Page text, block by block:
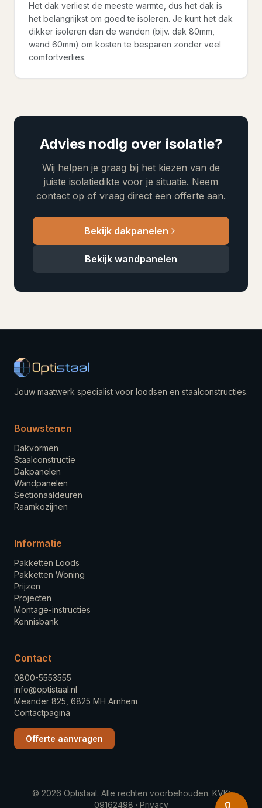
Het dak verliest de meeste warmte, dus het dak is
het belangrijkst om goed te isoleren. Je kunt het dak
dikker isoleren dan de wanden (bijv. dak 80mm,
wand 60mm) om kosten te besparen zonder veel
comfortverlies.
Advies nodig over isolatie?
Wij helpen je graag bij het kiezen van de
juiste isolatiedikte voor je situatie. Neem
contact op of vraag direct een offerte aan.
Bekijk dakpanelen
Bekijk wandpanelen
Jouw maatwerk specialist voor loodsen en staalconstructies.
Bouwstenen
Dakvormen
Staalconstructie
Dakpanelen
Wandpanelen
Sectionaaldeuren
Raamkozijnen
Informatie
Pakketten Loods
Pakketten Woning
Prijzen
Projecten
Montage-instructies
Kennisbank
Contact
0800-5553555
info@optistaal.nl
Meander 825, 6825 MH Arnhem
Contactpagina
Offerte aanvragen
© 2026 Optistaal. Alle rechten voorbehouden. KVK:
09162498 · Privacy